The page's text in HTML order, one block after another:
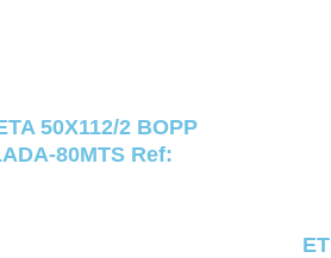
50X112/2 BOPP
80MTS Ref: